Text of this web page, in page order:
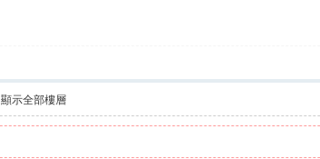
顯示全部樓層